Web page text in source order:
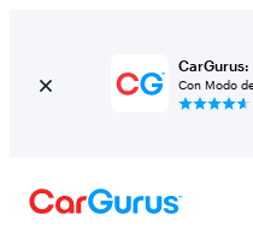
CarGurus:
Con Modo